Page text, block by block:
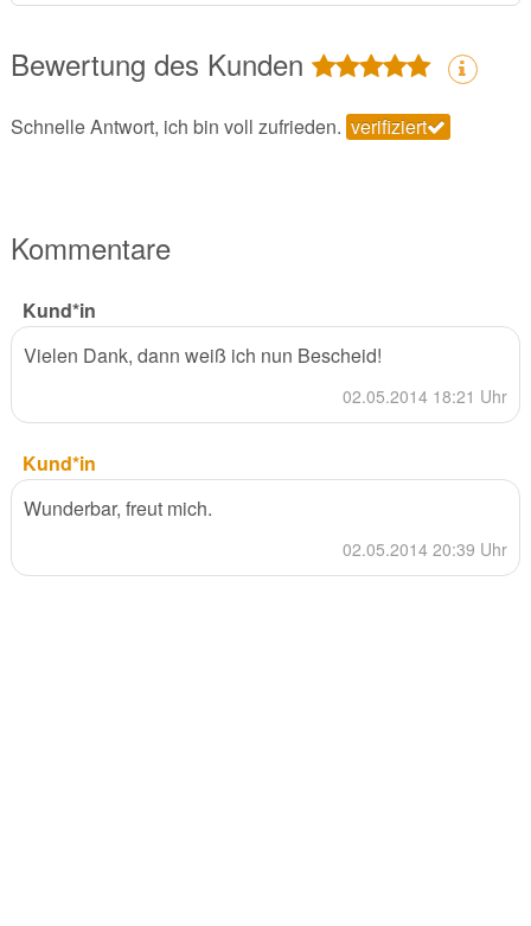
Bewertung des Kunden
Schnelle Antwort, ich bin voll zufrieden. verifiziert
Kommentare
Kund*in
Vielen Dank, dann weiß ich nun Bescheid!
02.05.2014 18:21 Uhr
Kund*in
Wunderbar, freut mich.
02.05.2014 20:39 Uhr